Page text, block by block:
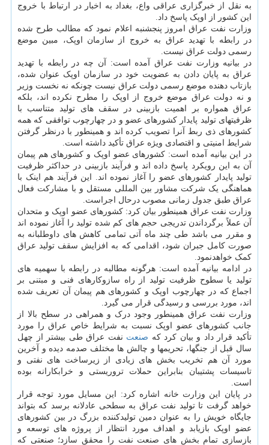
به نقل از خبرگزاری عراقی واع، بغداد به اخبار در ارتباط با خروج
این کشور از اوپک پاسخ داد.
وزارت نفت عراق امروز پنجشنبه اعلام نمود که مطالب طرح شده
در رابطه با تهدید عراق به خروج از سازمان اوپک، مبین موضع
رسمی دولت عراق نیست.
در بیانیه وزارت نفت عراق آمده است: آن چه در رابطه با تهدید
عراق به پایان دادن به عضویت خود در سازمان اوپک عنوان شده،
بازتاب دهنده موضع رسمی دولت عراق نیست چونکه نه نخست وزیر
و نه دولت عراق موضع خروج از اوپک را مطرح نکرده اند، بلکه
عراق همواره بر اهمیت بازبینی در سقف های تولید متناسب با
ظرفیتهای تولید پایدار کشورهای عضو و در چهارچوب توافقی که همه
کشورهای ذی ربط آنرا تصویب کرده اند و همینطور با درنظر گرفتن
شرایط امنیتی و اقتصادی ویژه عراق تأکید داشته است.
در این بیانیه آمده است: کشورهای عضو اوپک و کشورهای هم پیمان
آن به این رویکرد پاسخ داده اند و فرآیند بازبینی در حداکثر ظرفیت
تولید پایدار کشورهای عضو را آغاز نموده اند. این فرآیند هم اینک با
هماهنگی یک شرکت مشاور بین المللی مستقل و با مشارکت فعال
عراق طبق جدول زمانی مصوب درحال اجراست.
وزارت نفت عراق همینطور بیان کرد: کشورهای عضو اوپک و متحدان
آن عملاً برگرداندن تدریجی حجم های کم شده تولید را آغاز نموده اند
و مقرر می باشد طی چند ماه آتی تمامی کاهش های داوطلبانه به
صورت کامل جبران شود، اقدامی که به افزایش سقف تولید عراق
کمک خواهدنمود.
در ادامه بیانیه آمده است: هرگونه مطالبه در رابطه با سهمیه های
تولید یا سطوح ظرفیت تولید از راه سازوکارهای فنی و مبتنی بر
اجماع که در چهارچوب اوپک و کشورهای هم پیمان آن تعریف شده
اند، مورد بررسی و رسیدگی قرار می گیرد.
وزارت نفت عراق همینطور وجود درک و همراهی در سطح بالا از
جانب کشورهای عضو اوپک نسبت به شرایط خاص عراق را مورد
تأکید قرار داد و بیان کرد که صنعت نفت عراق طی بیشتر از چهل
سال قبل از جنگها، تحریمها و چالش ها مختلف صدمه دیده و آخرین
مورد آن هم تخریب بخش های زیادی از زیرساخت های نفتی و
تاسیسات پشتیبان بنابراین حملات تروریستی و خرابکارانه بوده
است.
در پایان این وزارت خانه اشاره کرد: این مسایل مورد توجه قرار
خواهد گرفت تا تولید نفت عراق به سطحی عادلانه برسد که بتواند
جایگاه خویش را به عنوان دمین تولیدکننده بزرگ در بین کشورهای
عضو اوپک بازیابد و اهداف مورد انتظار از پروژه های توسعه و
بازسازی تمام بخش های صنعت نفت را محقق سازد؛ صنعتی که